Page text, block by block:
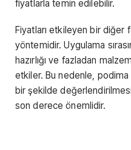
fiyatlarla temin edilebilir.
Fiyatları etkileyen bir diğer
yöntemidir. Uygulama
hazırlığı ve fazladan
etkiler. Bu nedenle, podima
bir şekilde
son derece önemlidir.